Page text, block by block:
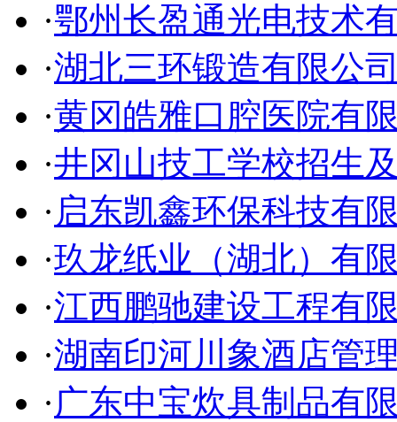
·鄂州长盈通光电技术
·湖北三环锻造有限公
·黄冈皓雅口腔医院有
·井冈山技工学校招生
· 启东凯鑫环保科技有
·玖龙纸业（湖北）有
·江西鹏驰建设工程有
·湖南印河川象酒店管
·广东中宝炊具制品有